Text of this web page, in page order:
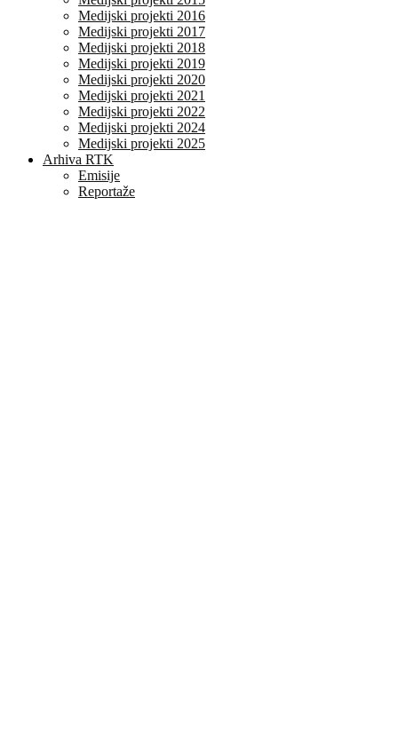
Medijski projekti 2016
Medijski projekti 2017
Medijski projekti 2018
Medijski projekti 2019
Medijski projekti 2020
Medijski projekti 2021
Medijski projekti 2022
Medijski projekti 2024
Medijski projekti 2025
Arhiva RTK
Emisije
Reportaže